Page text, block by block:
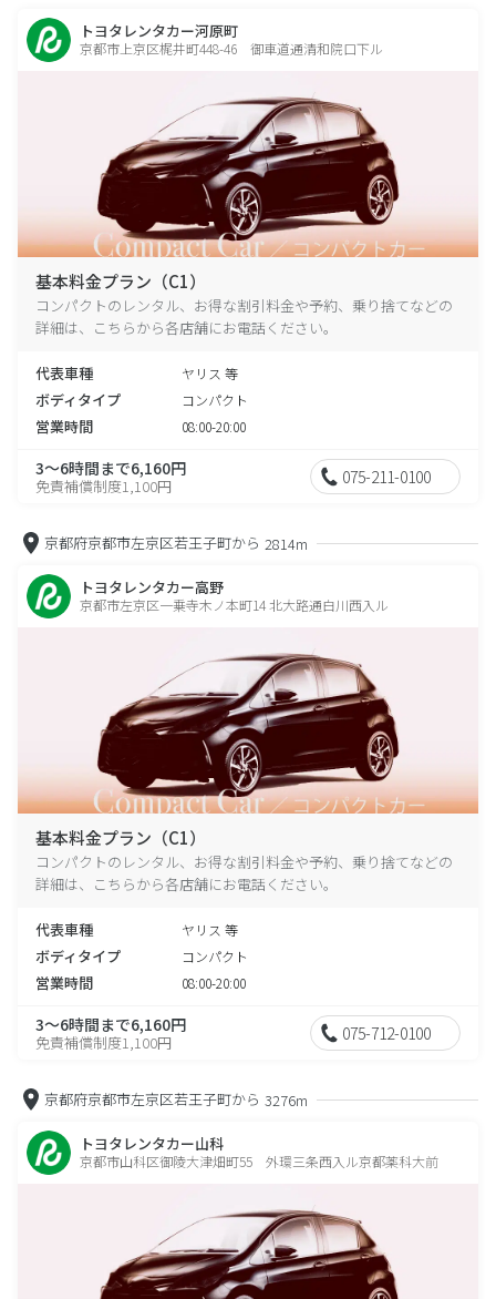
トヨタレンタカー河原町
京都市上京区梶井町448-46 御車道通清和院口下ル
基本料金プラン（C1）
コンパクトのレンタル、お得な割引料金や予約、乗り捨てなどの
詳細は、こちらから各店舗にお電話ください。
代表車種 ヤリス 等
ボディタイプ コンパクト
営業時間 08:00-20:00
3～6時間まで6,160円
免責補償制度1,100円 075-211-0100
京都府京都市左京区若王子町から 2814m
トヨタレンタカー高野
京都市左京区一乗寺木ノ本町14 北大路通白川西入ル
基本料金プラン（C1）
コンパクトのレンタル、お得な割引料金や予約、乗り捨てなどの
詳細は、こちらから各店舗にお電話ください。
代表車種 ヤリス 等
ボディタイプ コンパクト
営業時間 08:00-20:00
3～6時間まで6,160円
免責補償制度1,100円 075-712-0100
京都府京都市左京区若王子町から 3276m
トヨタレンタカー山科
京都市山科区御陵大津畑町55 外環三条西入ル京都薬科大前